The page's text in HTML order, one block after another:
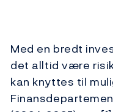
Med en bredt
det alltid være
kan knyttes til